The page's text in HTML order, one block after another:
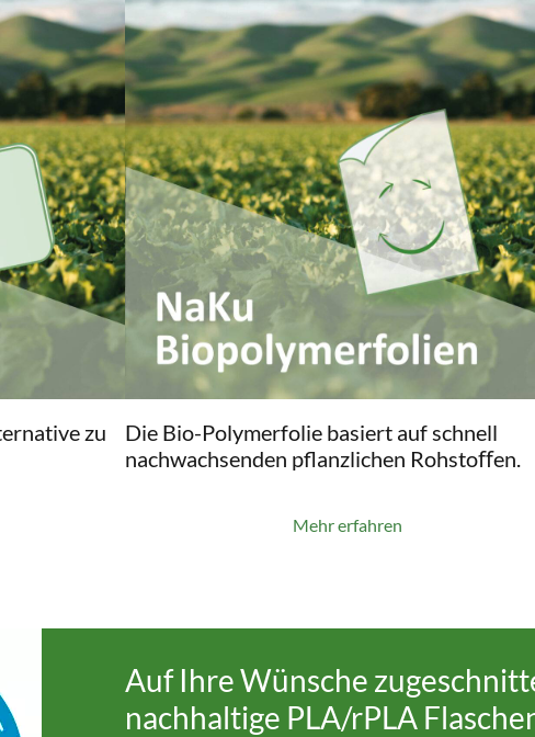
zu
Die Bio-Polymerfolie basiert auf schnell
nachwachsenden pflanzlichen Rohstoﬀen.
Mehr erfahren
Auf Ihre Wünsche
nachhaltige PLA/rPLA